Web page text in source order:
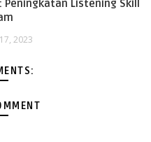
Listening Skill
2023